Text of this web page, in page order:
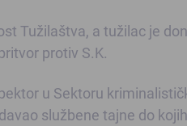
Tužilaštva, a tužilac je
protiv S.K.
u Sektoru
službene tajne do